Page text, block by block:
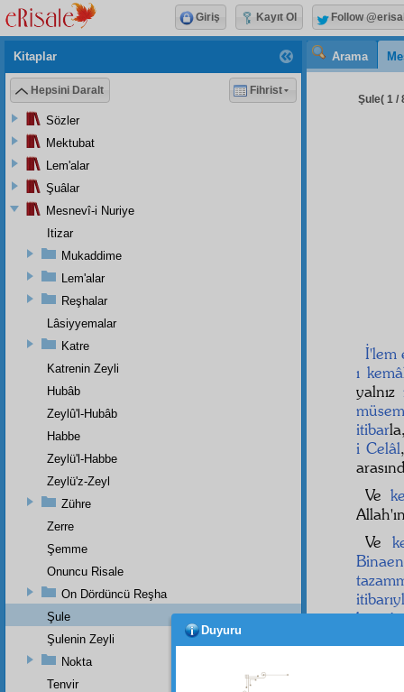
Arama
Şule( 1 /
İ'lem
ı
yalnız
itibar
i Celâl
Ve
Ve
Kitaplar
Hepsini Daralt Fihrist
Sözler
Mektubat
Lem'alar
Şuâlar
Mesnevî-i Nuriye
Itizar
Mukaddime
Lem'alar
Reşhalar
Lâsiyyemalar
Katre
Katrenin Zeyli
Hubâb
Zeylû'l-Hubâb
Habbe
Zeylü'l-Habbe
Zeylü'z-Zeyl
Zühre
Zerre
Şemme
Onuncu Risale
On Dördüncü Reşha
Şule
Şulenin Zeyli
Nokta
Tenvir
Giriş Kayıt Ol Follow
Duyuru